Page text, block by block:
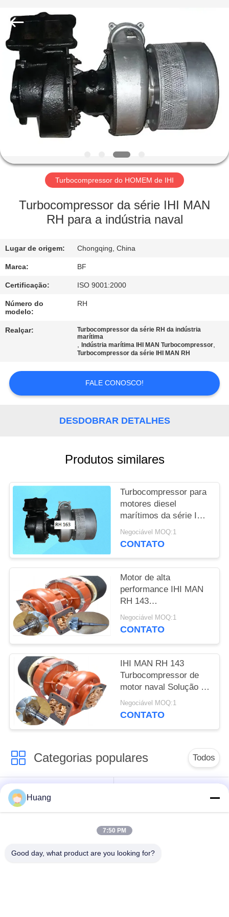
CASA
PRODUTOS
SOBRE
EXCURSÃO
FÁBRICA
DA
QUALIDADE
CONTACTE-
NOS
MAPA
DO
Electrical
Ltd..
Rights
Reserved.
Turbocompressor do HOMEM de IHI
Turbocompressor da série IHI MAN
RH para a indústria naval
Lugar de origem: Chongqing, China
Marca: BF
Certificação: ISO 9001:2000
Número do
modelo:
RH
Realçar:
Turbocompressor da série RH da indústria
marítima
, Indústria marítima IHI MAN Turbocompressor,
Turbocompressor da série IHI MAN RH
FALE CONOSCO!
DESDOBRAR DETALHES
Produtos similares
Turbocompressor para
motores diesel
marítimos da série IHI
MAN RH 163
Negociável MOQ:1
CONTATO
Motor de alta
performance IHI MAN
RH 143
Turbocompressor
Motor diesel Tipo
Negociável MOQ:1
CONTATO
IHI MAN RH 143
Turbocompressor de
motor naval Solução de
turbocompressor de
alto desempenho
Negociável MOQ:1
CONTATO
Categorias populares Todos
Marine Turbocharger
Parts
HOMEM de IHI
Mitsubishi
turbocompressor
Huang
7:50 PM
Good day, what product are you looking for?